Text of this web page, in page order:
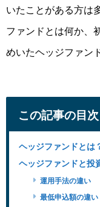
いたことがある方は
ファンドとは何か、
めいたヘッジファン
この記事の目次
ヘッジファンドとは
ヘッジファンドと投
運用手法の違い
最低申込額の違い